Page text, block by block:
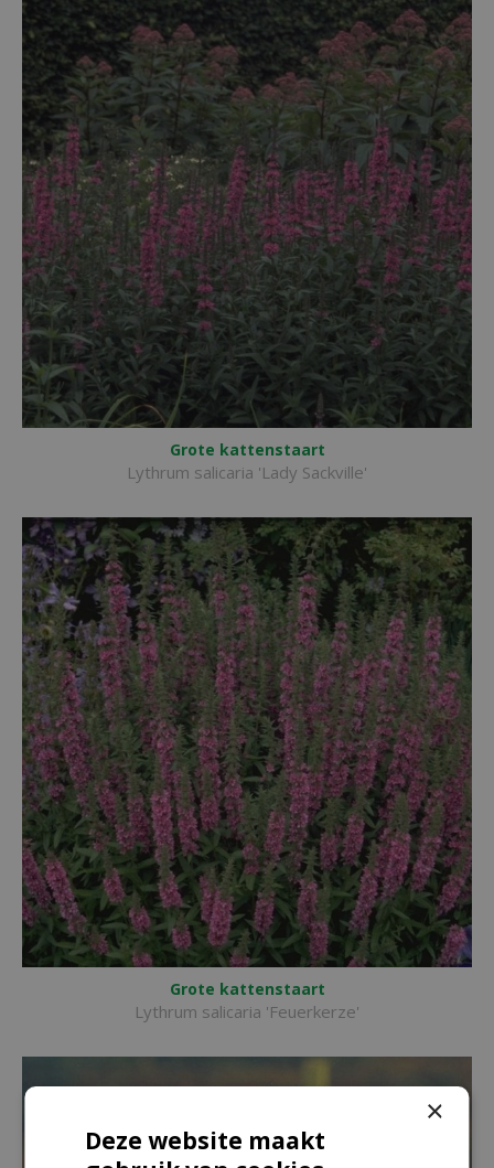
Grote kattenstaart
Lythrum salicaria 'Lady Sackville'
Grote kattenstaart
Lythrum salicaria 'Feuerkerze'
×
Deze website maakt